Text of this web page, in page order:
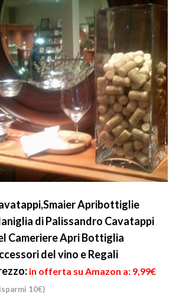
Apribottiglie
di Palissandro Cavatappi
Cameriere Apri Bottiglia
del vino e Regali
in offerta su Amazon a: 9,99€
10€)